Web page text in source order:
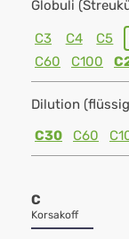
Globuli
C3 C4 C5
C60
C100
Dilution
C30
C60
C
Korsakoff